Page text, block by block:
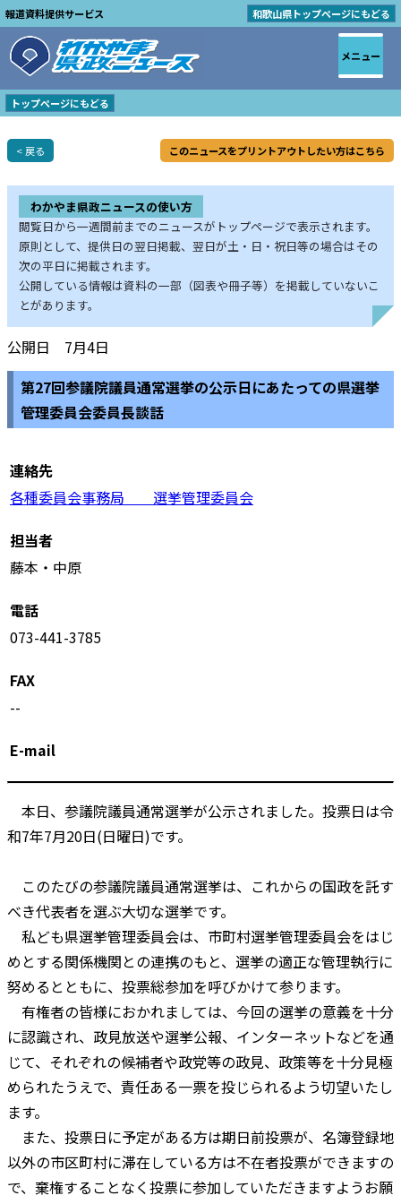
報道資料提供サービス 和歌山県トップページにもどる
トップページにもどる
< 戻る このニュースをプリントアウトしたい方はこちら
わかやま県政ニュースの使い方
閲覧日から一週間前までのニュースがトップページで表示されます。
原則として、提供日の翌日掲載、翌日が土・日・祝日等の場合はその
次の平日に掲載されます。
公開している情報は資料の一部（図表や冊子等）を掲載していないこ
とがあります。
公開日 7月4日
第27回参議院議員通常選挙の公示日にあたっての県選挙
管理委員会委員長談話
連絡先
各種委員会事務局 選挙管理委員会
担当者
藤本・中原
電話
073-441-3785
FAX
--
E-mail
本日、参議院議員通常選挙が公示されました。投票日は令
和7年7月20日(日曜日)です。
このたびの参議院議員通常選挙は、これからの国政を託す
べき代表者を選ぶ大切な選挙です。
私ども県選挙管理委員会は、市町村選挙管理委員会をはじ
めとする関係機関との連携のもと、選挙の適正な管理執行に
努めるとともに、投票総参加を呼びかけて参ります。
有権者の皆様におかれましては、今回の選挙の意義を十分
に認識され、政見放送や選挙公報、インターネットなどを通
じて、それぞれの候補者や政党等の政見、政策等を十分見極
められたうえで、責任ある一票を投じられるよう切望いたし
ます。
また、投票日に予定がある方は期日前投票が、名簿登録地
以外の市区町村に滞在している方は不在者投票ができますの
で、棄権することなく投票に参加していただきますようお願
メニュー